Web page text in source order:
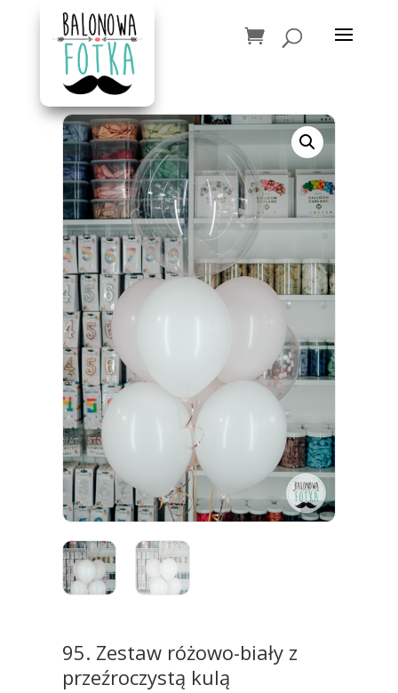
95. Zestaw różowo-biały z
przeźroczystą kulą